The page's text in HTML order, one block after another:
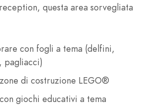
questa area sorvegliata
con fogli a tema (delfini,
pagliacci)
di costruzione LEGO®
giochi educativi a tema